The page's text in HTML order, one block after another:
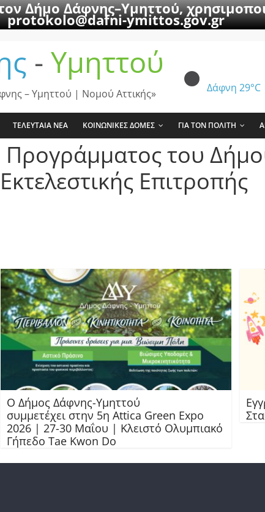
Δήμο Δάφνης–Υμηττού,
protokolo@dafni-ymittos.gov.gr
- Υμηττού
Δάφνη 29°C
– Υμηττού | Νομού Αττικής»
ΤΕΛΕΥΤΑΙΑ ΝΕΑ ΚΟΙΝΩΝΙΚΕΣ ΔΟΜΕΣ ΓΙΑ ΤΟΝ ΠΟΛΙΤΗ
του
Επιτροπής
Ο Δήμος Δάφνης-Υμηττού
συμμετέχει στην 5η Attica Green Expo
2026 | 27-30 Μαΐου | Κλειστό Ολυμπιακό
Γήπεδο Tae Kwon Do